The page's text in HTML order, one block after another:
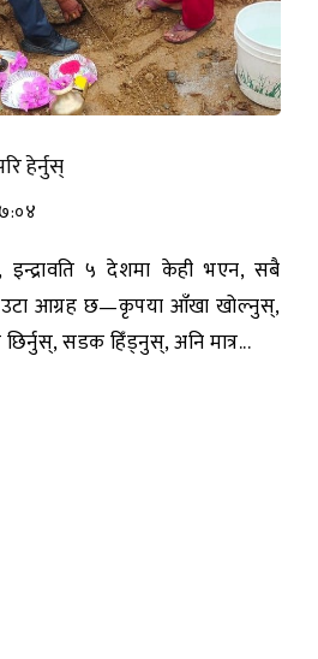
हेर्नुस्
इन्द्रावति ५ देशमा केही भएन, सबै
आग्रह छ—कृपया आँखा खोल्नुस्,
सडक हिँड्नुस्, अनि मात्र...